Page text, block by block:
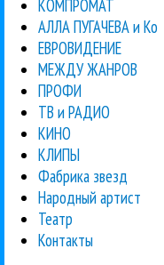
КОМПРОМАТ
АЛЛА ПУГАЧЕВА и Ко
ЕВРОВИДЕНИЕ
МЕЖДУ ЖАНРОВ
ПРОФИ
ТВ и РАДИО
КИНО
КЛИПЫ
Фабрика звезд
Народный артист
Театр
Контакты